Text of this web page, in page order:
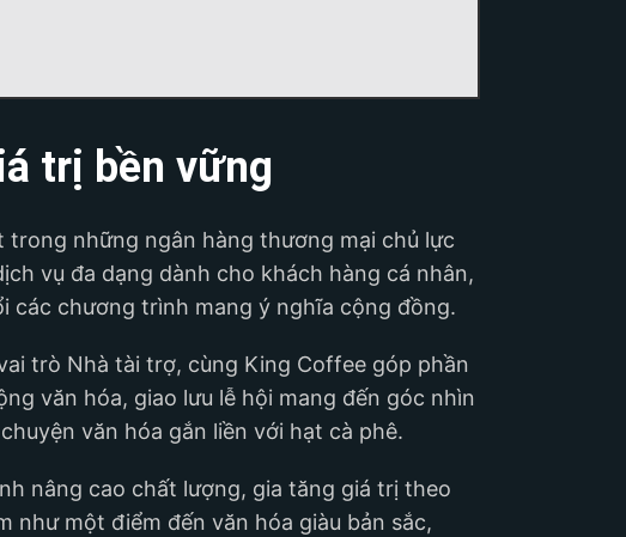
trị bền vững
trong những ngân hàng thương mại chủ lực
vụ đa dạng dành cho khách hàng cá nhân,
các chương trình mang ý nghĩa cộng đồng.
trò Nhà tài trợ, cùng King Coffee góp phần
văn hóa, giao lưu lễ hội mang đến góc nhìn
văn hóa gắn liền với hạt cà phê.
nâng cao chất lượng, gia tăng giá trị theo
như một điểm đến văn hóa giàu bản sắc,